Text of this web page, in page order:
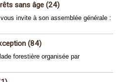
sans âge (24)
invite à son assemblée générale :
(84)
forestière organisée par